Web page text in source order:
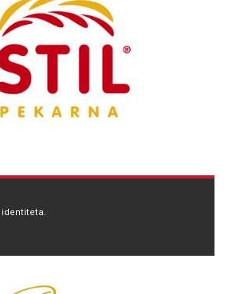
identiteta.